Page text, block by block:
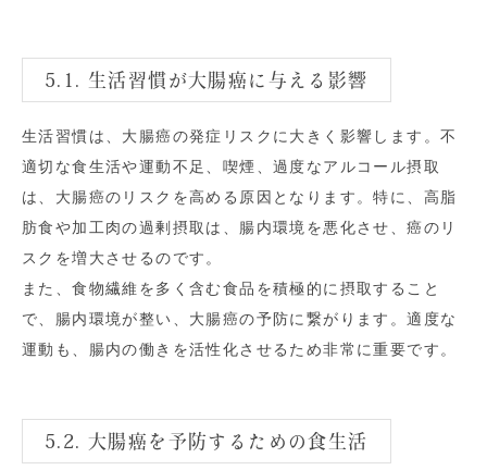
5.1. 生活習慣が大腸癌に与える影響
生活習慣は、大腸癌の発症リスクに大きく影響します。不
適切な食生活や運動不足、喫煙、過度なアルコール摂取
は、大腸癌のリスクを高める原因となります。特に、高脂
肪食や加工肉の過剰摂取は、腸内環境を悪化させ、癌のリ
スクを増大させるのです。
また、食物繊維を多く含む食品を積極的に摂取すること
で、腸内環境が整い、大腸癌の予防に繋がります。適度な
運動も、腸内の働きを活性化させるため非常に重要です。
5.2. 大腸癌を予防するための食生活